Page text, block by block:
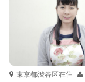
東京都渋谷区在住